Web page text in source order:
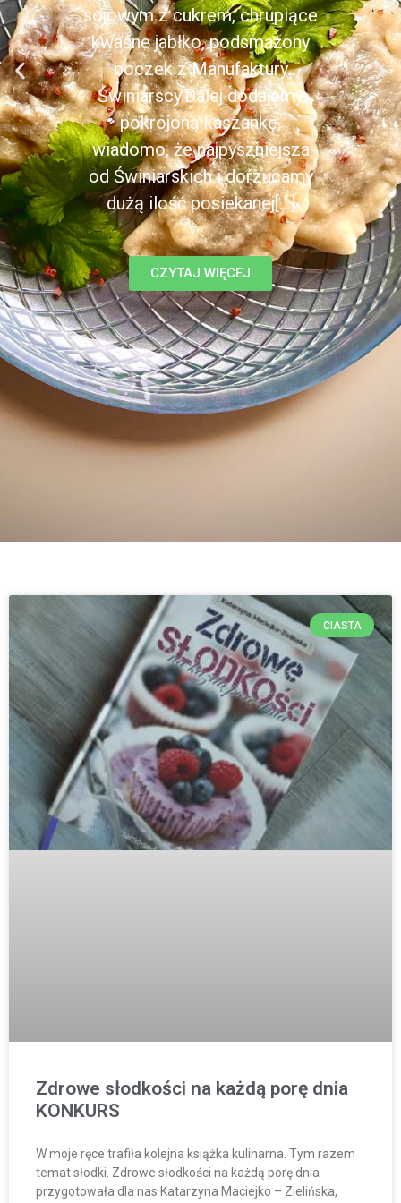
sojowym z cukrem, chrupiące
kwaśne jabłko, podsmażony
boczek z Manufaktury
Świniarscy.Dalej dodajemy
pokrojoną kaszankę,
wiadomo, że najpyszniejsza
od Świniarskich i dorzucamy
dużą ilość posiekanej[...]
CZYTAJ WIĘCEJ
CIASTA
Zdrowe słodkości na każdą porę dnia
KONKURS
W moje ręce trafiła kolejna książka kulinarna. Tym razem
temat słodki. Zdrowe słodkości na każdą porę dnia
przygotowała dla nas Katarzyna Maciejko – Zielińska,